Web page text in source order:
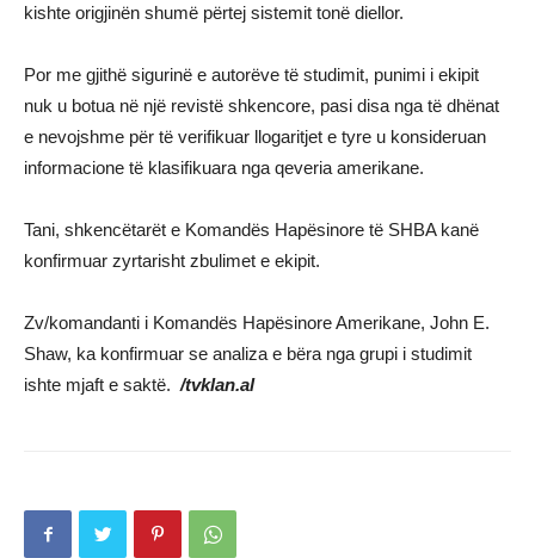
kishte origjinën shumë përtej sistemit tonë diellor.
Por me gjithë sigurinë e autorëve të studimit, punimi i ekipit
nuk u botua në një revistë shkencore, pasi disa nga të dhënat
e nevojshme për të verifikuar llogaritjet e tyre u konsideruan
informacione të klasifikuara nga qeveria amerikane.
Tani, shkencëtarët e Komandës Hapësinore të SHBA kanë
konfirmuar zyrtarisht zbulimet e ekipit.
Zv/komandanti i Komandës Hapësinore Amerikane, John E.
Shaw, ka konfirmuar se analiza e bëra nga grupi i studimit
ishte mjaft e saktë. /tvklan.al